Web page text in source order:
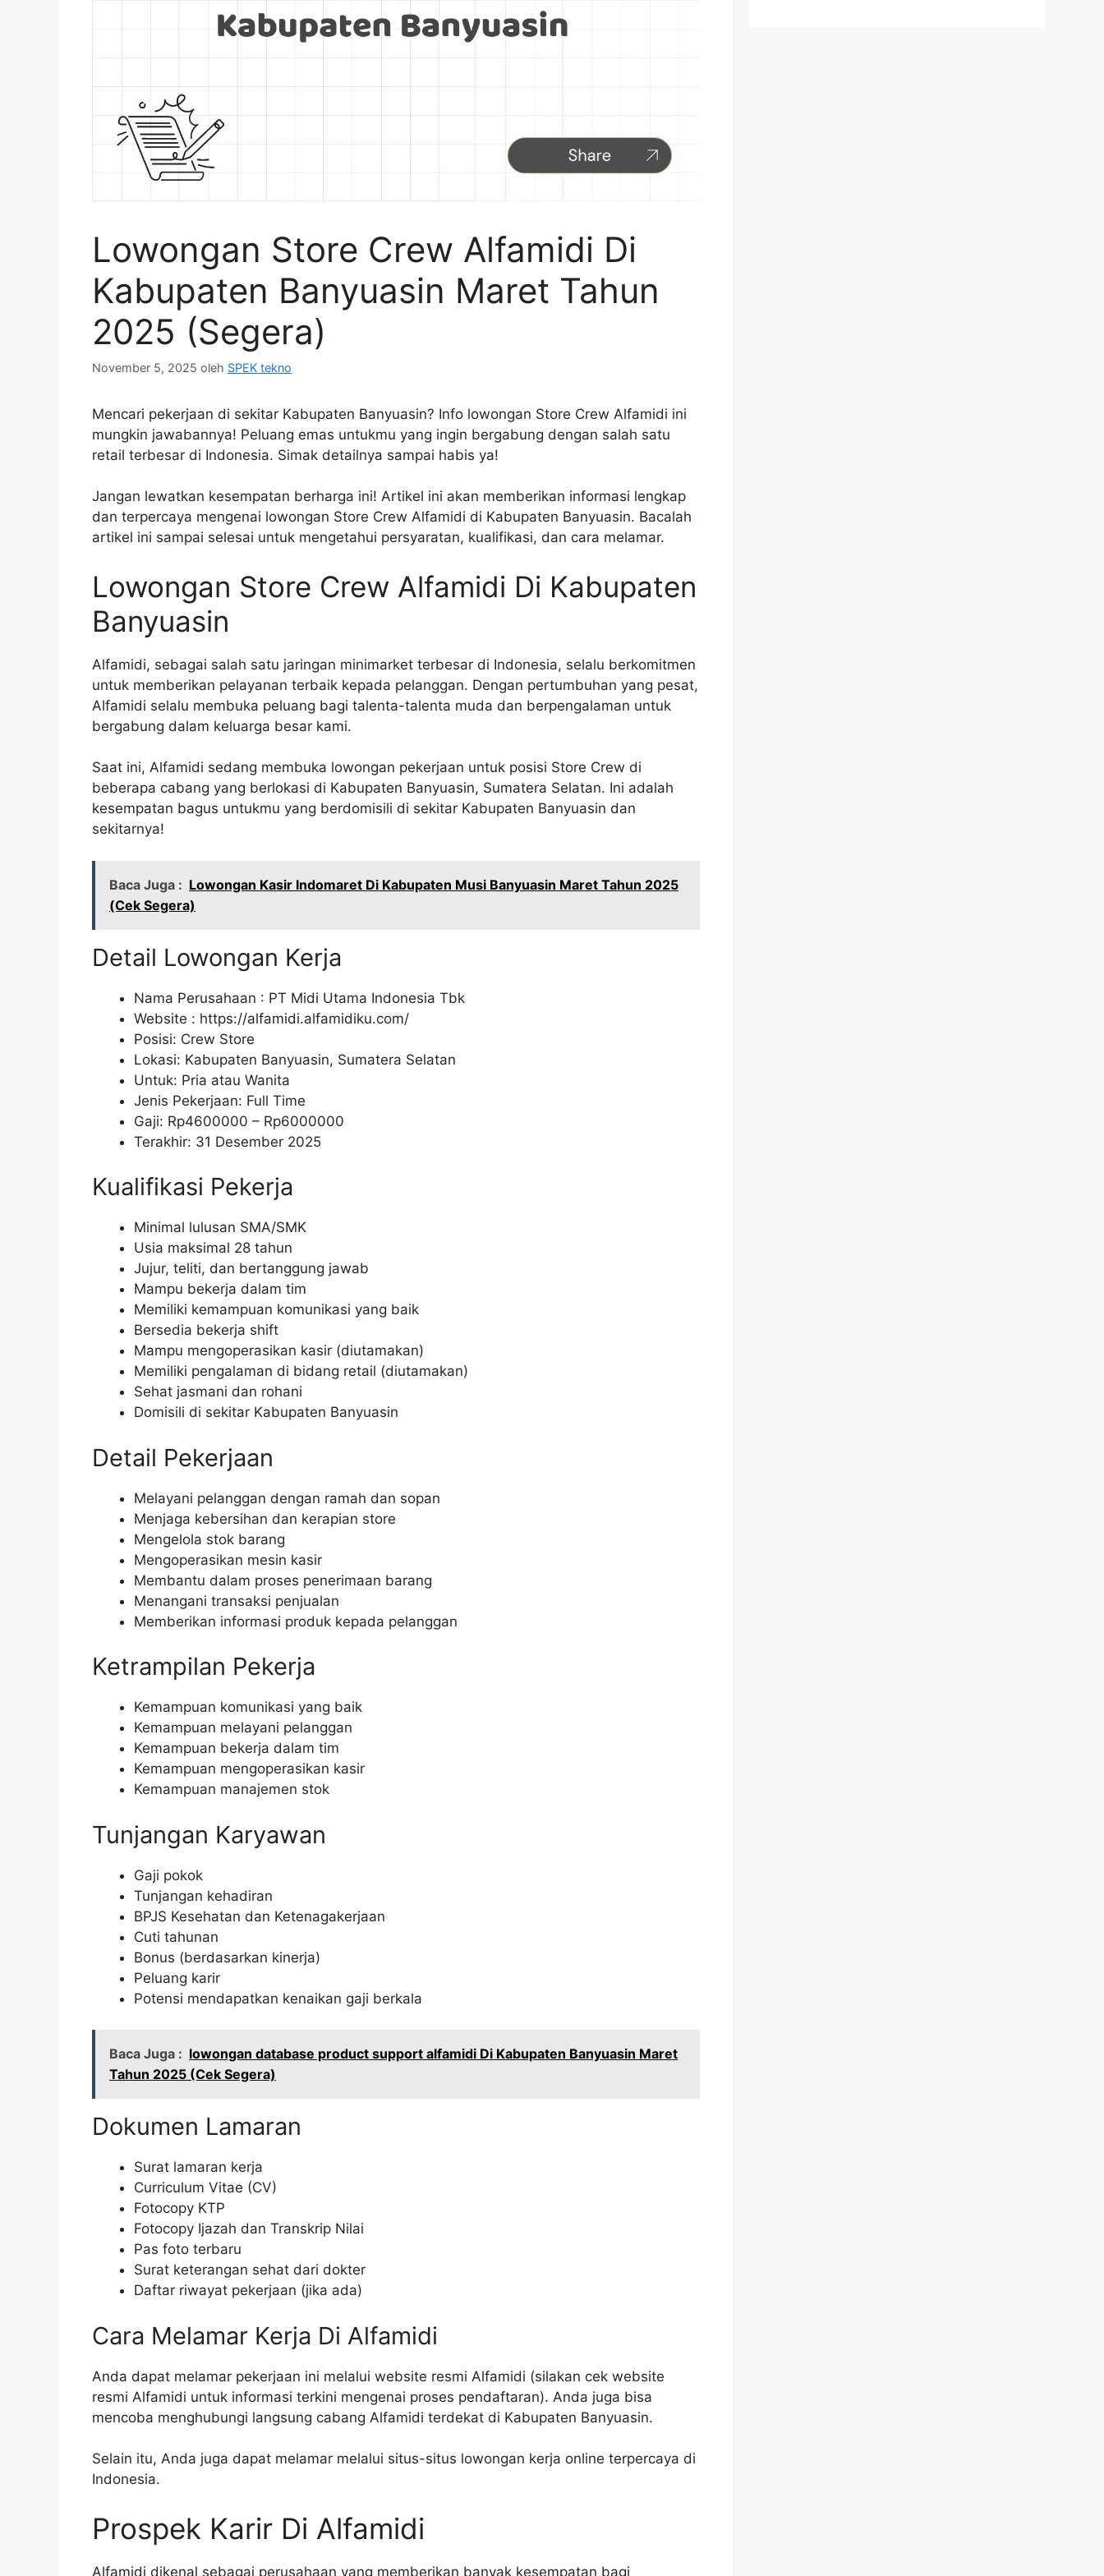
Lowongan Store Crew Alfamidi Di
Kabupaten Banyuasin Maret Tahun
2025 (Segera)
November 5, 2025 oleh SPEK tekno
Mencari pekerjaan di sekitar Kabupaten Banyuasin? Info lowongan Store Crew Alfamidi ini
mungkin jawabannya! Peluang emas untukmu yang ingin bergabung dengan salah satu
retail terbesar di Indonesia. Simak detailnya sampai habis ya!
Jangan lewatkan kesempatan berharga ini! Artikel ini akan memberikan informasi lengkap
dan terpercaya mengenai lowongan Store Crew Alfamidi di Kabupaten Banyuasin. Bacalah
artikel ini sampai selesai untuk mengetahui persyaratan, kualifikasi, dan cara melamar.
Lowongan Store Crew Alfamidi Di Kabupaten
Banyuasin
Alfamidi, sebagai salah satu jaringan minimarket terbesar di Indonesia, selalu berkomitmen
untuk memberikan pelayanan terbaik kepada pelanggan. Dengan pertumbuhan yang pesat,
Alfamidi selalu membuka peluang bagi talenta-talenta muda dan berpengalaman untuk
bergabung dalam keluarga besar kami.
Saat ini, Alfamidi sedang membuka lowongan pekerjaan untuk posisi Store Crew di
beberapa cabang yang berlokasi di Kabupaten Banyuasin, Sumatera Selatan. Ini adalah
kesempatan bagus untukmu yang berdomisili di sekitar Kabupaten Banyuasin dan
sekitarnya!
Baca Juga : Lowongan Kasir Indomaret Di Kabupaten Musi Banyuasin Maret Tahun 2025
(Cek Segera)
Detail Lowongan Kerja
Nama Perusahaan : PT Midi Utama Indonesia Tbk
Website : https://alfamidi.alfamidiku.com/
Posisi: Crew Store
Lokasi: Kabupaten Banyuasin, Sumatera Selatan
Untuk: Pria atau Wanita
Jenis Pekerjaan: Full Time
Gaji: Rp4600000 – Rp6000000
Terakhir: 31 Desember 2025
Kualifikasi Pekerja
Minimal lulusan SMA/SMK
Usia maksimal 28 tahun
Jujur, teliti, dan bertanggung jawab
Mampu bekerja dalam tim
Memiliki kemampuan komunikasi yang baik
Bersedia bekerja shift
Mampu mengoperasikan kasir (diutamakan)
Memiliki pengalaman di bidang retail (diutamakan)
Sehat jasmani dan rohani
Domisili di sekitar Kabupaten Banyuasin
Detail Pekerjaan
Melayani pelanggan dengan ramah dan sopan
Menjaga kebersihan dan kerapian store
Mengelola stok barang
Mengoperasikan mesin kasir
Membantu dalam proses penerimaan barang
Menangani transaksi penjualan
Memberikan informasi produk kepada pelanggan
Ketrampilan Pekerja
Kemampuan komunikasi yang baik
Kemampuan melayani pelanggan
Kemampuan bekerja dalam tim
Kemampuan mengoperasikan kasir
Kemampuan manajemen stok
Tunjangan Karyawan
Gaji pokok
Tunjangan kehadiran
BPJS Kesehatan dan Ketenagakerjaan
Cuti tahunan
Bonus (berdasarkan kinerja)
Peluang karir
Potensi mendapatkan kenaikan gaji berkala
Baca Juga : lowongan database product support alfamidi Di Kabupaten Banyuasin Maret
Tahun 2025 (Cek Segera)
Dokumen Lamaran
Surat lamaran kerja
Curriculum Vitae (CV)
Fotocopy KTP
Fotocopy Ijazah dan Transkrip Nilai
Pas foto terbaru
Surat keterangan sehat dari dokter
Daftar riwayat pekerjaan (jika ada)
Cara Melamar Kerja Di Alfamidi
Anda dapat melamar pekerjaan ini melalui website resmi Alfamidi (silakan cek website
resmi Alfamidi untuk informasi terkini mengenai proses pendaftaran). Anda juga bisa
mencoba menghubungi langsung cabang Alfamidi terdekat di Kabupaten Banyuasin.
Selain itu, Anda juga dapat melamar melalui situs-situs lowongan kerja online terpercaya di
Indonesia.
Prospek Karir Di Alfamidi
Alfamidi dikenal sebagai perusahaan yang memberikan banyak kesempatan bagi